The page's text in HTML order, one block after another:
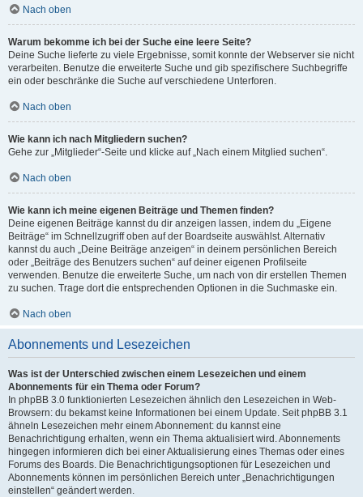
Nach oben
Warum bekomme ich bei der Suche eine leere Seite?
Deine Suche lieferte zu viele Ergebnisse, somit konnte der Webserver sie nicht
verarbeiten. Benutze die erweiterte Suche und gib spezifischere Suchbegriffe
ein oder beschränke die Suche auf verschiedene Unterforen.
Nach oben
Wie kann ich nach Mitgliedern suchen?
Gehe zur „Mitglieder“-Seite und klicke auf „Nach einem Mitglied suchen“.
Nach oben
Wie kann ich meine eigenen Beiträge und Themen finden?
Deine eigenen Beiträge kannst du dir anzeigen lassen, indem du „Eigene
Beiträge“ im Schnellzugriff oben auf der Boardseite auswählst. Alternativ
kannst du auch „Deine Beiträge anzeigen“ in deinem persönlichen Bereich
oder „Beiträge des Benutzers suchen“ auf deiner eigenen Profilseite
verwenden. Benutze die erweiterte Suche, um nach von dir erstellen Themen
zu suchen. Trage dort die entsprechenden Optionen in die Suchmaske ein.
Nach oben
Abonnements und Lesezeichen
Was ist der Unterschied zwischen einem Lesezeichen und einem
Abonnements für ein Thema oder Forum?
In phpBB 3.0 funktionierten Lesezeichen ähnlich den Lesezeichen in Web-
Browsern: du bekamst keine Informationen bei einem Update. Seit phpBB 3.1
ähneln Lesezeichen mehr einem Abonnement: du kannst eine
Benachrichtigung erhalten, wenn ein Thema aktualisiert wird. Abonnements
hingegen informieren dich bei einer Aktualisierung eines Themas oder eines
Forums des Boards. Die Benachrichtigungsoptionen für Lesezeichen und
Abonnements können im persönlichen Bereich unter „Benachrichtigungen
einstellen“ geändert werden.